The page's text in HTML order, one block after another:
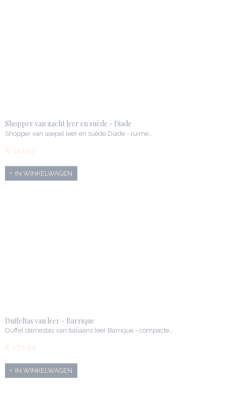
Shopper van zacht leer en suède - Diade
Shopper van soepel leer en suède Diade - ruime…
€ 143,99
IN WINKELWAGEN
Duffeltas van leer - Barrique
Duffel damestas van italiaans leer Barrique - compacte…
€ 170,99
IN WINKELWAGEN